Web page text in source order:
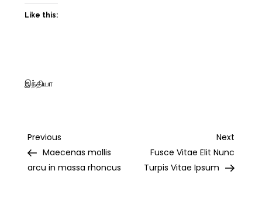
Like this:
இந்தியா
Post
navigation
Previous
Post
Previous
Maecenas mollis
arcu in massa rhoncus
Next
Post
Next
Fusce Vitae Elit Nunc
Turpis Vitae Ipsum